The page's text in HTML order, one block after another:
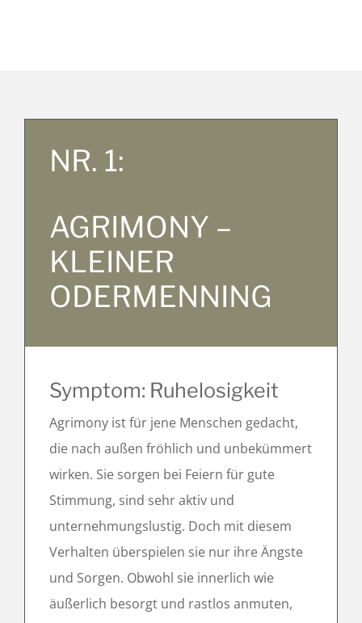
NR. 1:
AGRIMONY –
KLEINER
ODERMENNING
Symptom: Ruhelosigkeit
Agrimony ist für jene Menschen gedacht,
die nach außen fröhlich und unbekümmert
wirken. Sie sorgen bei Feiern für gute
Stimmung, sind sehr aktiv und
unternehmungslustig. Doch mit diesem
Verhalten überspielen sie nur ihre Ängste
und Sorgen. Obwohl sie innerlich wie
äußerlich besorgt und rastlos anmuten,